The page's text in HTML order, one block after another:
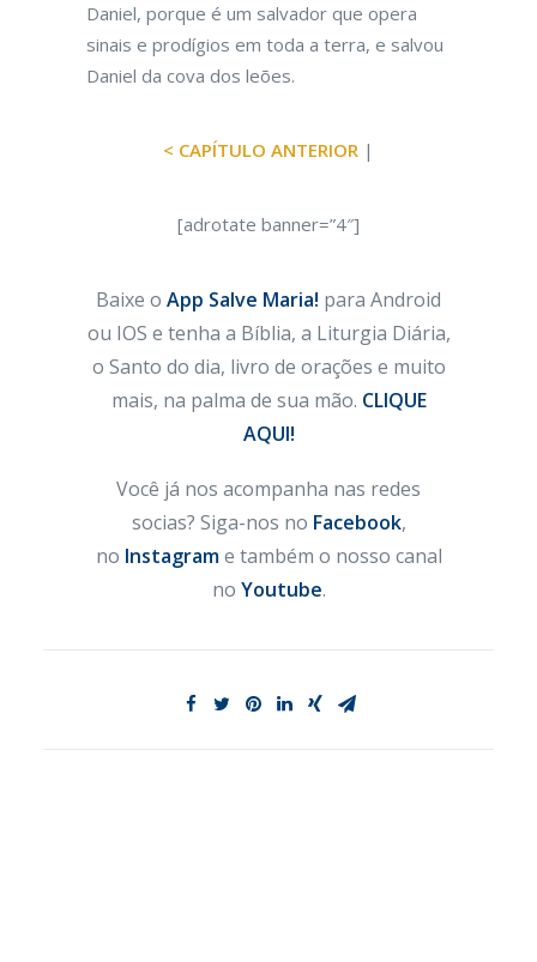
Daniel, porque é um salvador que opera
sinais e prodígios em toda a terra, e salvou
Daniel da cova dos leões.
< CAPÍTULO ANTERIOR |
[adrotate banner=”4″]
Baixe o App Salve Maria! para Android
ou IOS e tenha a Bíblia, a Liturgia Diária,
o Santo do dia, livro de orações e muito
mais, na palma de sua mão. CLIQUE
AQUI!
Você já nos acompanha nas redes
socias? Siga-nos no Facebook,
no Instagrame também o nosso canal
no Youtube.